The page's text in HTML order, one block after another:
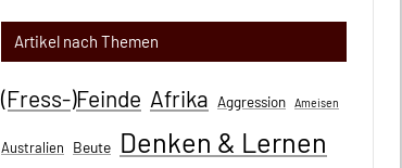
Artikel nach Themen
(Fress-)Feinde Afrika Aggression Ameisen
Australien Beute Denken & Lernen